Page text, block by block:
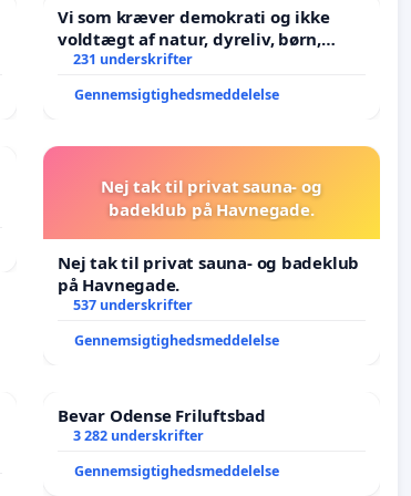
Vi som kræver demokrati og ikke
voldtægt af natur, dyreliv, børn,
unge Borgene har sagt NEJ i mange
231 underskrifter
Gennemsigtighedsmeddelelse
Nej tak til privat sauna- og
badeklub på Havnegade.
Nej tak til privat sauna- og badeklub
på Havnegade.
537 underskrifter
Gennemsigtighedsmeddelelse
Bevar Odense Friluftsbad
3 282 underskrifter
Gennemsigtighedsmeddelelse